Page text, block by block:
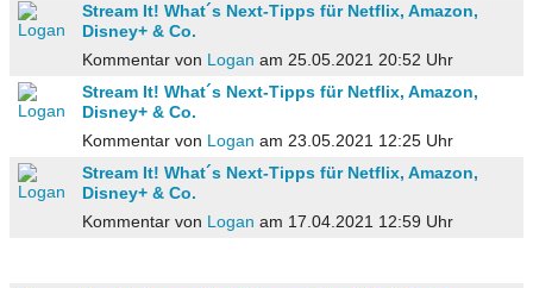
Stream It! What´s Next-Tipps für Netflix, Amazon,
Disney+ & Co.
Kommentar von Logan am 25.05.2021 20:52 Uhr
Stream It! What´s Next-Tipps für Netflix, Amazon,
Disney+ & Co.
Kommentar von Logan am 23.05.2021 12:25 Uhr
Stream It! What´s Next-Tipps für Netflix, Amazon,
Disney+ & Co.
Kommentar von Logan am 17.04.2021 12:59 Uhr